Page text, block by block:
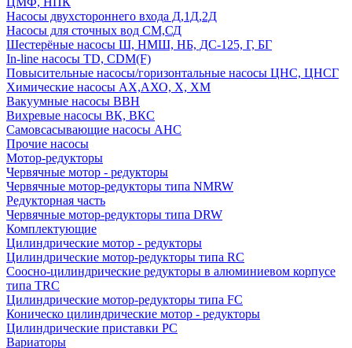
Насосы двухстороннего входа Д,1Д,2Д
Насосы для сточных вод СМ,СД
Шестерёные насосы Ш, НМШ, НБ, ДС-125, Г, БГ
In-line насосы TD, CDM(F)
Повысительные насосы/горизонтальные насосы ЦНС, ЦНСГ
Химические насосы АХ,АХО, Х, ХМ
Вакуумные насосы ВВН
Вихревые насосы ВК, ВКС
Самовсасывающие насосы АНС
Прочие насосы
Мотор-редукторы
Червячные мотор - редукторы
Червячные мотор-редукторы типа NMRW
Редукторная часть
Червячные мотор-редукторы типа DRW
Комплектующие
Цилиндрические мотор - редукторы
Цилиндрические мотор-редукторы типа RC
Соосно-цилиндрические редукторы в алюминиевом корпусе
типа TRC
Цилиндрические мотор-редукторы типа FC
Коническо цилиндрические мотор - редукторы
Цилиндрические приставки PC
Вариаторы